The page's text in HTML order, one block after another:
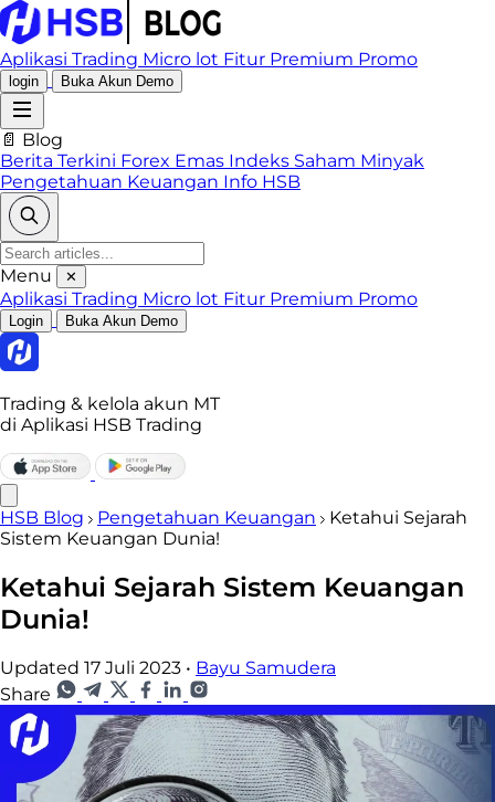
Aplikasi Trading Micro lot Fitur Premium Promo
login Buka Akun Demo
📄 Blog
Berita Terkini Forex Emas Indeks Saham Minyak
Pengetahuan Keuangan Info HSB
Menu ✕
Aplikasi Trading Micro lot Fitur Premium Promo
Login Buka Akun Demo
Trading & kelola akun MT
di Aplikasi HSB Trading
HSB Blog Pengetahuan Keuangan
Ketahui Sejarah
Sistem Keuangan Dunia!
Ketahui Sejarah Sistem Keuangan
Dunia!
Updated 17 Juli 2023 • Bayu Samudera
Share